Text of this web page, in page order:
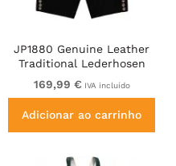
JP1880 Genuine Leather
Traditional Lederhosen
Shorts Black
169,99 € IVA incluído
Adicionar ao carrinho